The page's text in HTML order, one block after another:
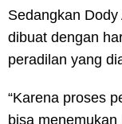
Sedangkan
dibuat dengan
peradilan yang
“Karena proses
bisa menemukan